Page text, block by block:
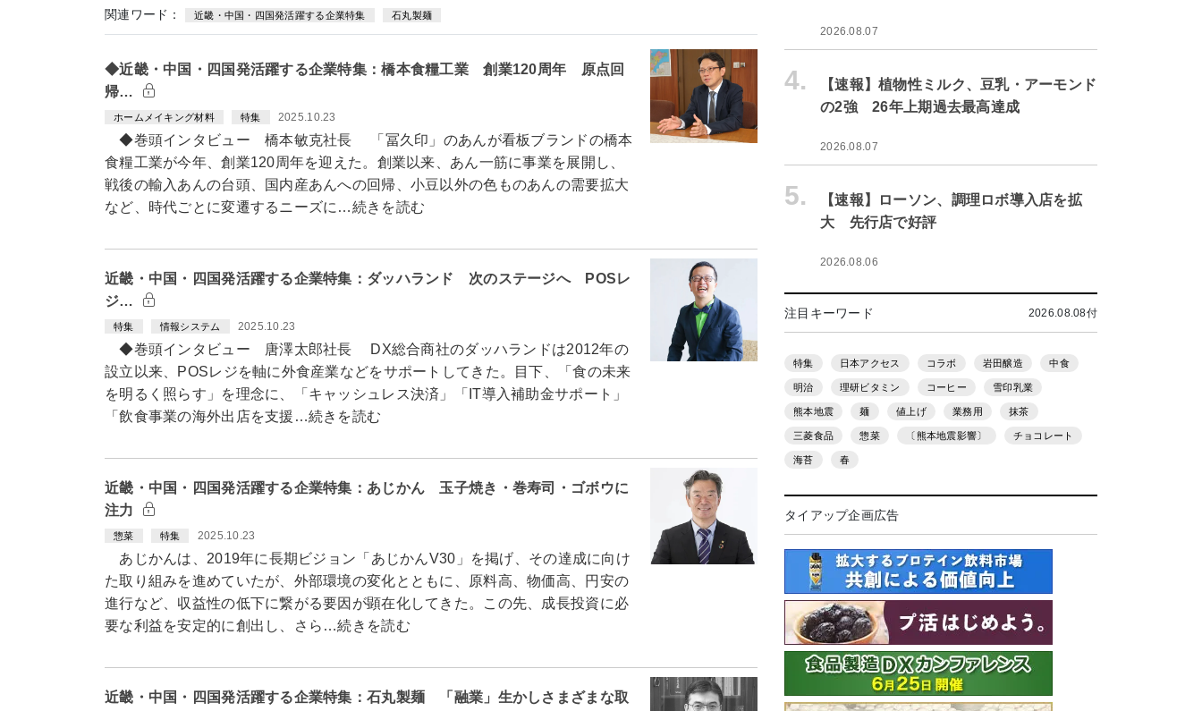
関連ワード： 近畿・中国・四国発活躍する企業特集 石丸製麺
◆近畿・中国・四国発活躍する企業特集：橋本食糧工業 創業120周年 原点回
帰…
ホームメイキング材料 特集 2025.10.23
◆巻頭インタビュー 橋本敏克社長 「冨久印」のあんが看板ブランドの橋本
食糧工業が今年、創業120周年を迎えた。創業以来、あん一筋に事業を展開し、
戦後の輸入あんの台頭、国内産あんへの回帰、小豆以外の色ものあんの需要拡大
など、時代ごとに変遷するニーズに…続きを読む
近畿・中国・四国発活躍する企業特集：ダッハランド 次のステージへ POSレ
ジ…
特集 情報システム 2025.10.23
◆巻頭インタビュー 唐澤太郎社長 DX総合商社のダッハランドは2012年の
設立以来、POSレジを軸に外食産業などをサポートしてきた。目下、「食の未来
を明るく照らす」を理念に、「キャッシュレス決済」「IT導入補助金サポート」
「飲食事業の海外出店を支援…続きを読む
近畿・中国・四国発活躍する企業特集：あじかん 玉子焼き・巻寿司・ゴボウに
注力
惣菜 特集 2025.10.23
あじかんは、2019年に長期ビジョン「あじかんV30」を掲げ、その達成に向け
た取り組みを進めていたが、外部環境の変化とともに、原料高、物価高、円安の
進行など、収益性の低下に繋がる要因が顕在化してきた。この先、成長投資に必
要な利益を安定的に創出し、さら…続きを読む
近畿・中国・四国発活躍する企業特集：石丸製麺 「融業」生かしさまざまな取
2026.08.07
4.
【速報】植物性ミルク、豆乳・アーモンド
の2強 26年上期過去最高達成
2026.08.07
5.
【速報】ローソン、調理ロボ導入店を拡
大 先行店で好評
2026.08.06
注目キーワード 2026.08.08付
特集 日本アクセス コラボ 岩田醸造 中食
明治 理研ビタミン コーヒー 雪印乳業
熊本地震 麺 値上げ 業務用 抹茶
三菱食品 惣菜 〔熊本地震影響〕 チョコレート
海苔 春
タイアップ企画広告